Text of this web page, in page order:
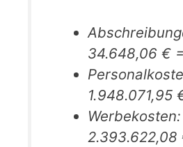
34.648,06 € =
1.948.071,95
Werbekosten: